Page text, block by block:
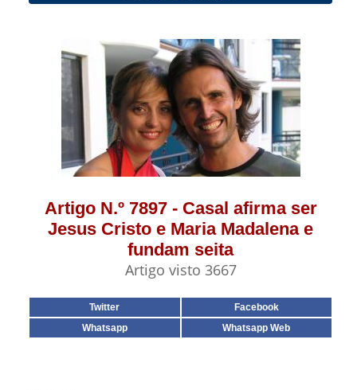
Artigo N.º 7897 - Casal afirma ser
Jesus Cristo e Maria Madalena e
fundam seita
Artigo visto 3667
Twitter
Facebook
Whatsapp
Whatsapp Web